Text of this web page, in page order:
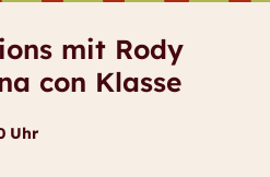
mit Rody
con Klasse
Uhr